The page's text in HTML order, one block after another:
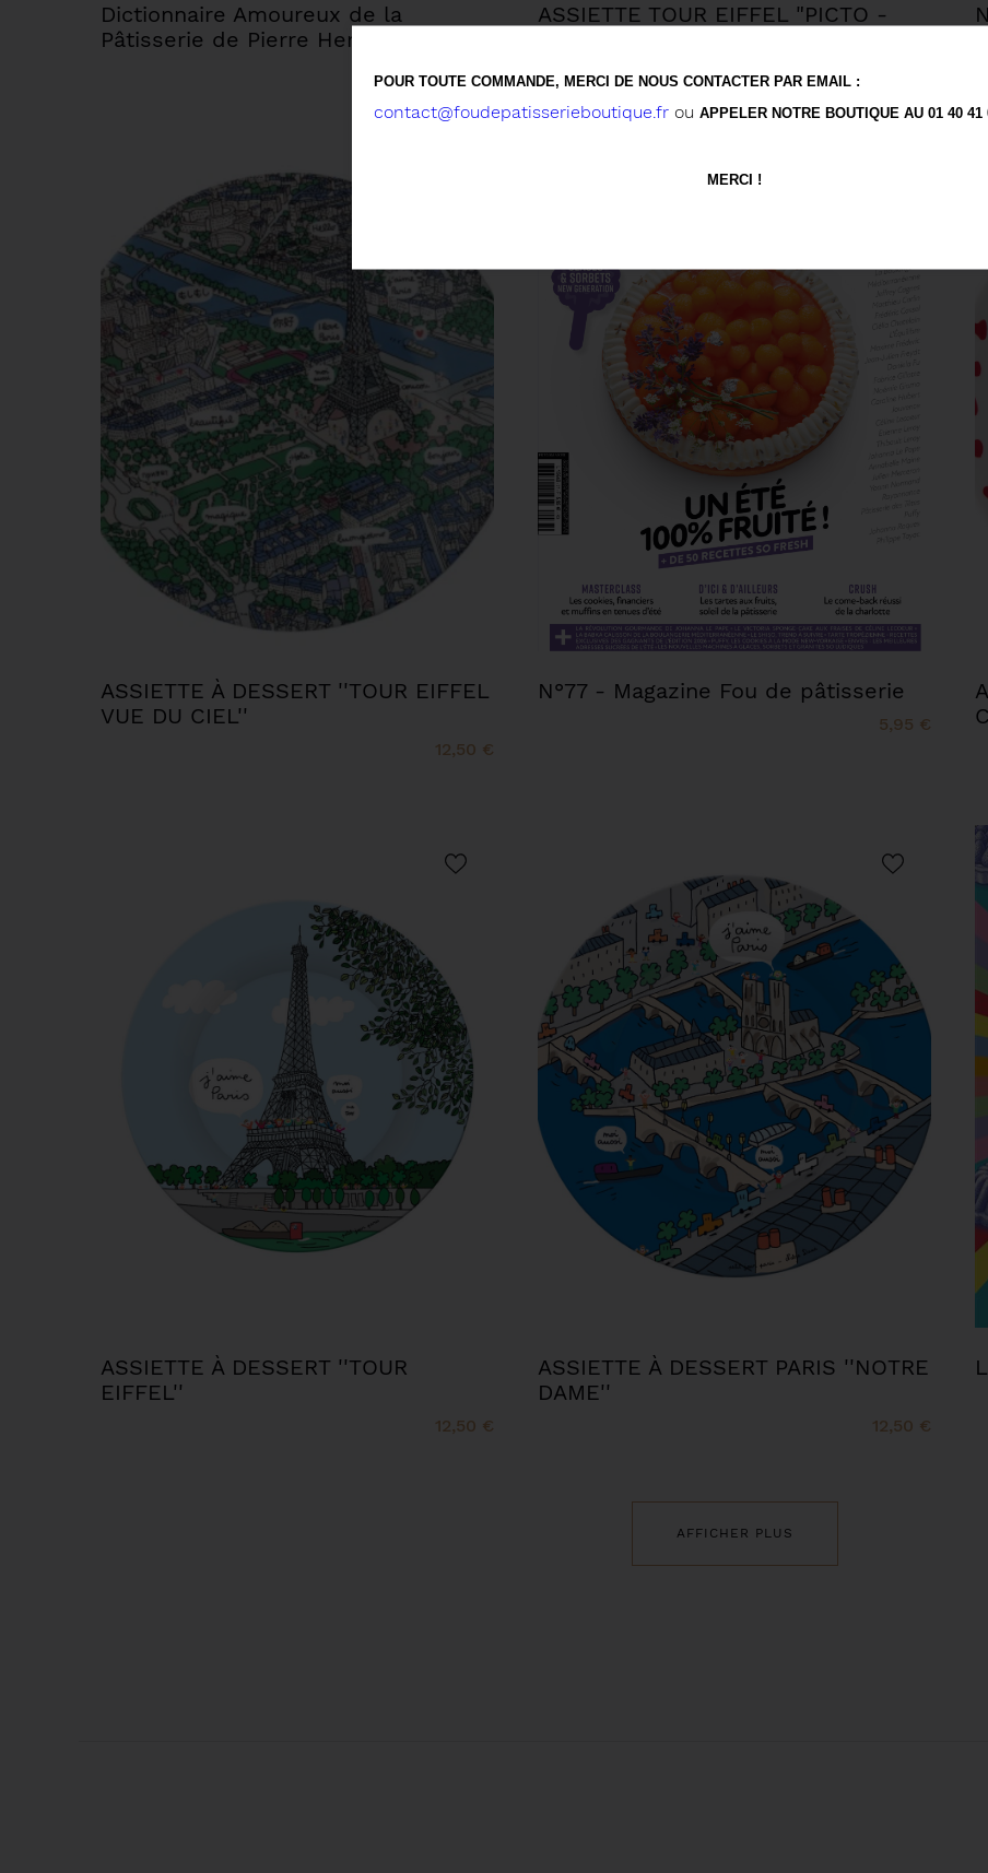
POUR TOUTE COMMANDE, MERCI DE NOUS CONTACTER PAR EMAIL :
contact@foudepatisserieboutique.fr ou APPELER NOTRE BOUTIQUE AU 01 40 41
MERCI !
Dictionnaire Amoureux de la
Pâtisserie de Pierre Hermé
26,00 €
ASSIETTE TOUR EIFFEL "PICTO -
ASSIETTE À DESSERT ''TOUR EIFFEL
VUE DU CIEL''
12,50 €
N°77 - Magazine Fou de pâtisserie
5,95 €
ASSIETTE À DESSERT ''TOUR
EIFFEL''
12,50 €
ASSIETTE À DESSERT PARIS ''NOTRE
DAME''
12,50 €
AFFICHER PLUS